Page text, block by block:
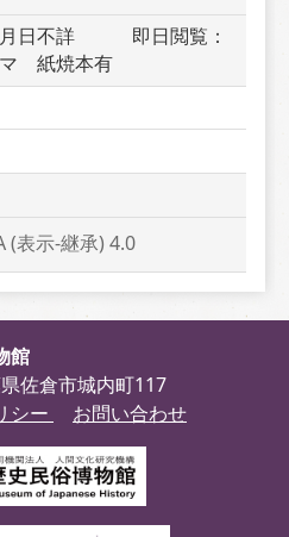
日不詳　　　即日閲覧：
　紙焼本有
(表示-継承) 4.0
館
佐倉市城内町117
シー
お問い合わせ